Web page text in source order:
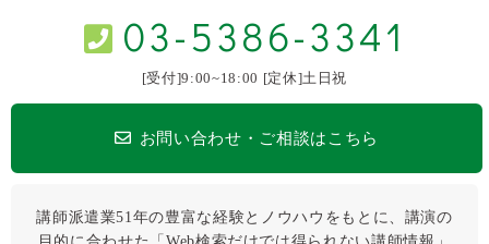
03-5386-3341
[受付]9:00~18:00 [定休]土日祝
お問い合わせ・ご相談はこちら
講師派遣業51年の豊富な経験とノウハウをもとに、講演の